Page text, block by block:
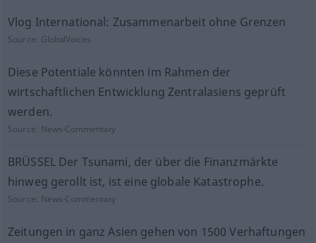
Vlog International: Zusammenarbeit ohne Grenzen
Source: GlobalVoices
Diese Potentiale könnten im Rahmen der
wirtschaftlichen Entwicklung Zentralasiens geprüft
werden.
Source: News-Commentary
BRÜSSEL Der Tsunami, der über die Finanzmärkte
hinweg gerollt ist, ist eine globale Katastrophe.
Source: News-Commentary
Zeitungen in ganz Asien gehen von 1500 Verhaftungen